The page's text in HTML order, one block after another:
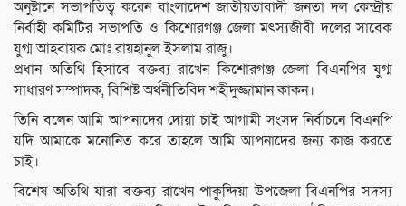
অনুষ্টানে সভাপতিত্ব করেন বাংলাদেশ জাতীয়তাবাদী জনতা দল কেন্দ্রীয়
নির্বাহী কমিটির সভাপতি ও কিশোরগঞ্জ জেলা মৎস্যজীবী দলের সাবেক
যুগ্ম আহবায়ক মোঃ রায়হানুল ইসলাম রাজু।
প্রধান অতিথি হিসাবে বক্তব্য রাখেন কিশোরগঞ্জ জেলা বিএনপির যুগ্ম
সাধারণ সম্পাদক, বিশিষ্ট অর্থনীতিবিদ শহীদুজ্জামান কাকন।
তিনি বলেন আমি আপনাদের দোয়া চাই আগামী সংসদ নির্বাচনে বিএনপি
যদি আমাকে মনোনিত করে তাহলে আমি আপনাদের জন্য কাজ করতে
চাই।
বিশেষ অতিথি যারা বক্তব্য রাখেন পাকুন্দিয়া উপজেলা বিএনপির সদস্য